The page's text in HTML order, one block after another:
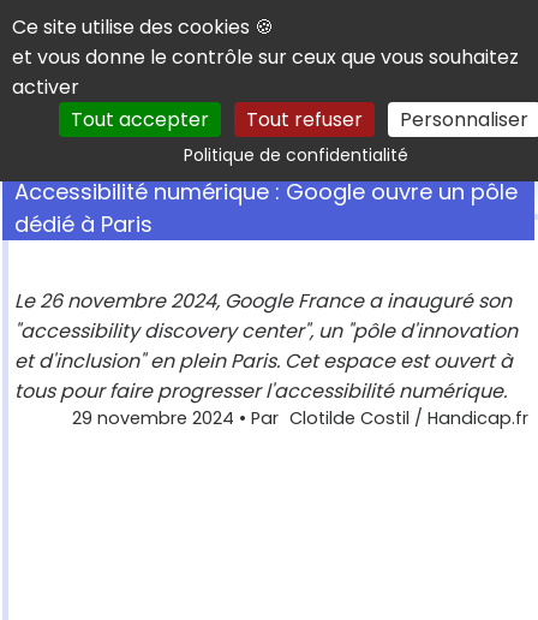
Panneau de gestion des cookies
Ce site utilise des cookies 🍪
et vous donne le contrôle sur ceux que vous souhaitez
activer
Tout accepter
Tout refuser Personnaliser
Politique de confidentialitéRechercher
Accessibilité numérique : Google ouvre un pôle
dédié à Paris
Le 26 novembre 2024, Google France a inauguré son
"accessibility discovery center", un "pôle d'innovation
et d'inclusion" en plein Paris. Cet espace est ouvert à
tous pour faire progresser l'accessibilité numérique.
29 novembre 2024 • Par Clotilde Costil / Handicap.fr